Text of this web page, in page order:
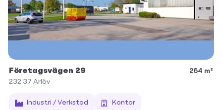
Företagsvägen 29
264 m²
232 37 Arlöv
Industri / Verkstad Kontor